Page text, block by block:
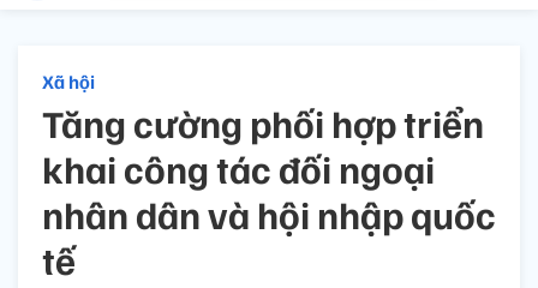
Xã hội
Tăng cường phối hợp triển
khai công tác đối ngoại
nhân dân và hội nhập quốc
tế